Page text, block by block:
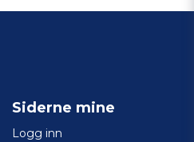
Siderne mine
Logg inn